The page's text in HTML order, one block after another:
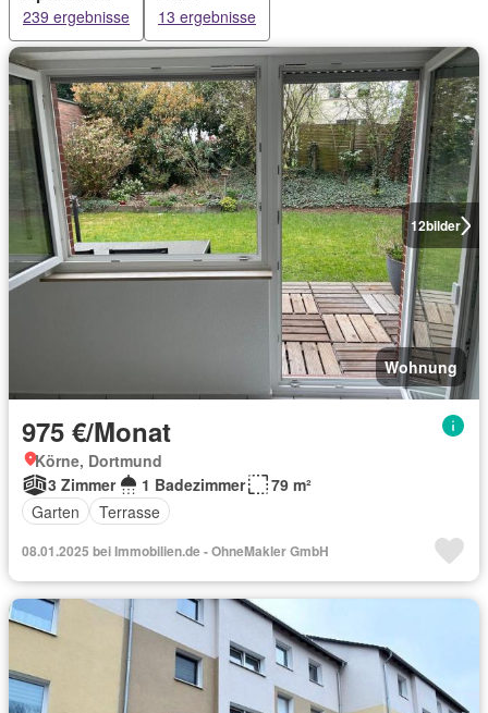
239 ergebnisse 13 ergebnisse
12bilder
Wohnung
975 €/Monat
Körne, Dortmund
3 Zimmer
1 Badezimmer
79 m²
Garten
Terrasse
08.01.2025 bei Immobilien.de - OhneMakler GmbH